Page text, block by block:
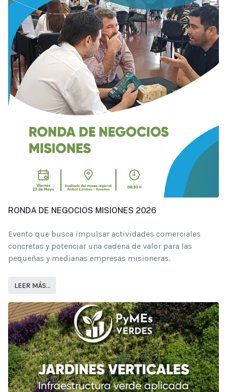
RONDA DE NEGOCIOS MISIONES 2026
Evento que busca impulsar actividades comerciales
concretas y potenciar una cadena de valor para las
pequeñas y medianas empresas misioneras.
LEER MÁS…